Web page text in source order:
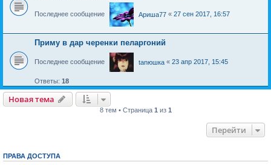
Последнее сообщение Ариша77 « 27 сен 2017, 16:57
Приму в дар черенки пеларгоний
Последнее сообщение tanюшка « 23 апр 2017, 15:45
Ответы: 18
Новая тема
Новаятема
8 тем • Страница 1 из 1
Перейти
ПРАВА ДОСТУПА